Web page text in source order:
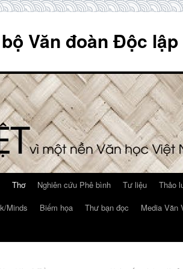
Văn đoàn Độc
Thơ Nghiên cứu Phê bình Tư liệu Thảo
Minds Biếm họa Thư bạn đọc Media Văn